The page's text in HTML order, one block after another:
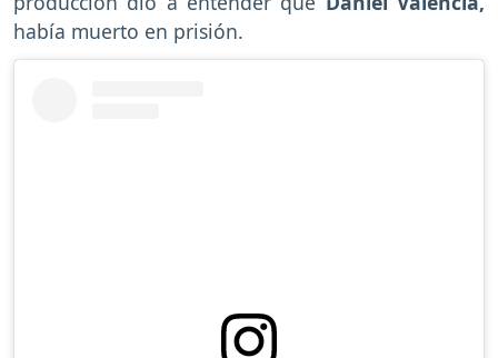
había muerto en prisión.